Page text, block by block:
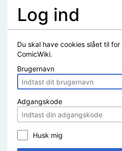
Log ind
Du skal have cookies slået til
ComicWiki.
Brugernavn
Adgangskode
Husk mig